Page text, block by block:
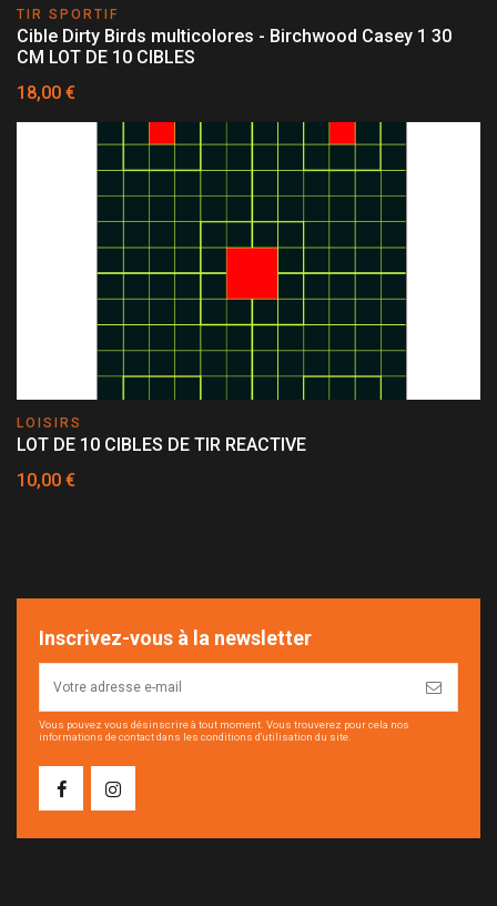
TIR SPORTIF
Cible Dirty Birds multicolores - Birchwood Casey 1 30
CM LOT DE 10 CIBLES
18,00 €
LOISIRS
LOT DE 10 CIBLES DE TIR REACTIVE
10,00 €
Inscrivez-vous à la newsletter
Vous pouvez vous désinscrire à tout moment. Vous trouverez pour cela nos
informations de contact dans les conditions d'utilisation du site.